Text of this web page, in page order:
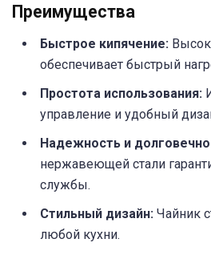
Преимущества
Быстрое кипячение:
обеспечивает быстрый
Простота использования:
управление и удобный
Надежность и
нержавеющей стали
службы.
Стильный дизайн: Чайник
любой кухни.